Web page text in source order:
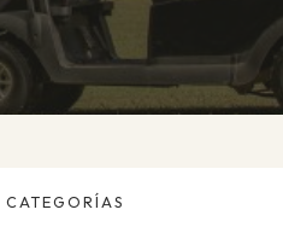
CATEGORÍAS